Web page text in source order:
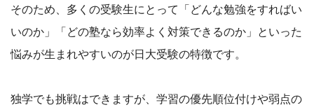
そのため、多くの受験生にとって「どんな勉強をすればい
いのか」「どの塾なら効率よく対策できるのか」といった
悩みが生まれやすいのが日大受験の特徴です。
独学でも挑戦はできますが、学習の優先順位付けや弱点の